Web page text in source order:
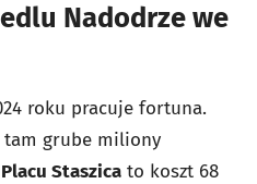
Nadodrze we
roku pracuje fortuna.
tam grube miliony
Staszica to koszt 68